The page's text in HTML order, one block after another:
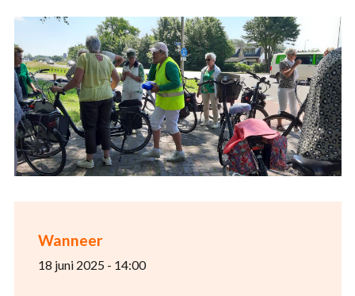
Wanneer
18 juni 2025 - 14:00